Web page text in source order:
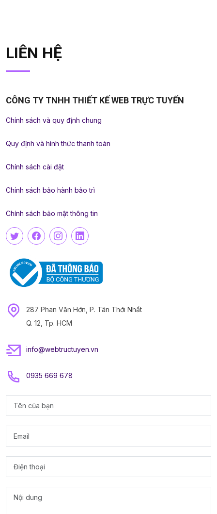
LIÊN HỆ
CÔNG TY TNHH THIẾT KẾ WEB TRỰC TUYẾN
Chính sách và quy định chung
Quy định và hình thức thanh toán
Chính sách cài đặt
Chính sách bảo hành bảo trì
Chính sách bảo mật thông tin
287 Phan Văn Hớn, P. Tân Thới Nhất
Q. 12, Tp. HCM
info@webtructuyen.vn
0935 669 678